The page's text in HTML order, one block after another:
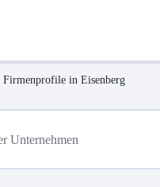
Firmenprofile in Eisenberg